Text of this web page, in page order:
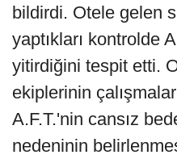
bildirdi. Otele gelen
yaptıkları kontrolde
yitirdiğini tespit etti.
ekiplerinin
A.F.T.'nin cansız
nedeninin